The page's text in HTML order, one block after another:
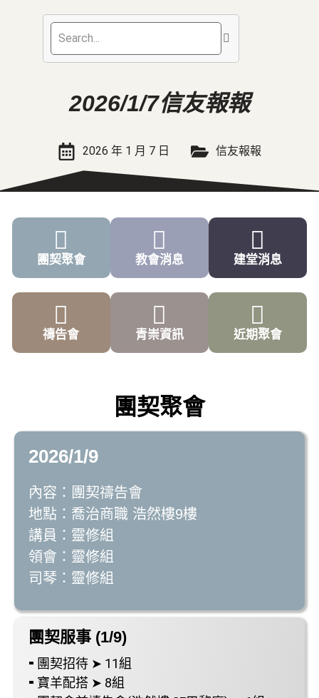
2026/1/7信友報報
2026 年 1 月 7 日 信友報報
團契聚會
禱告會
教會消息
青崇資訊
建堂消息
近期聚會
團契聚會
2026/1/9
內容：團契禱告會
地點：喬治商職 浩然樓9樓
講員：靈修組
領會：靈修組
司琴：靈修組
團契服事 (1/9)
⁃ 團契招待 ➤ 11組
⁃ 寶羊配搭 ➤ 8組